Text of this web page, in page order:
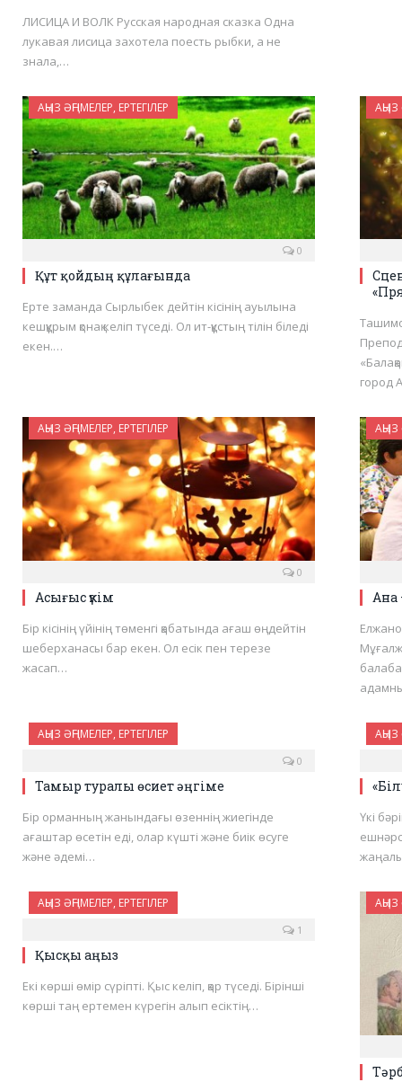
ЛИСИЦА И ВОЛК Русская народная сказка Одна
лукавая лисица захотела поесть рыбки, а не
знала,…
АҢЫЗ ӘҢГІМЕЛЕР, ЕРТЕГІЛЕР
0
Құт қойдың құлағында
Ерте заманда Сырлыбек дейтін кісінің ауылына
кешқұрым қонақ келіп түседі. Ол ит-құстың тілін біледі
екен.…
АҢЫЗ
город
АҢЫЗ ӘҢГІМЕЛЕР, ЕРТЕГІЛЕР
0
Асығыс үкім
Бір кісінің үйінің төменгі қабатында ағаш өңдейтін
шеберханасы бар екен. Ол есік пен терезе
жасап…
АҢЫЗ
Ана
АҢЫЗ ӘҢГІМЕЛЕР, ЕРТЕГІЛЕР
0
Тамыр туралы өсиет әңгіме
Бір орманның жанындағы өзеннің жиегінде
ағаштар өсетін еді, олар күшті және биік өсуге
және әдемі…
АҢЫЗ
Үкі
АҢЫЗ ӘҢГІМЕЛЕР, ЕРТЕГІЛЕР
1
Қысқы аңыз
Екі көрші өмір сүріпті. Қыс келіп, қар түседі. Бірінші
көрші таң ертемен күрегін алып есіктің…
АҢЫЗ